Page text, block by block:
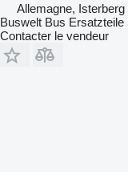
Allemagne, Isterberg
Buswelt Bus Ersatzteile
Contacter le vendeur